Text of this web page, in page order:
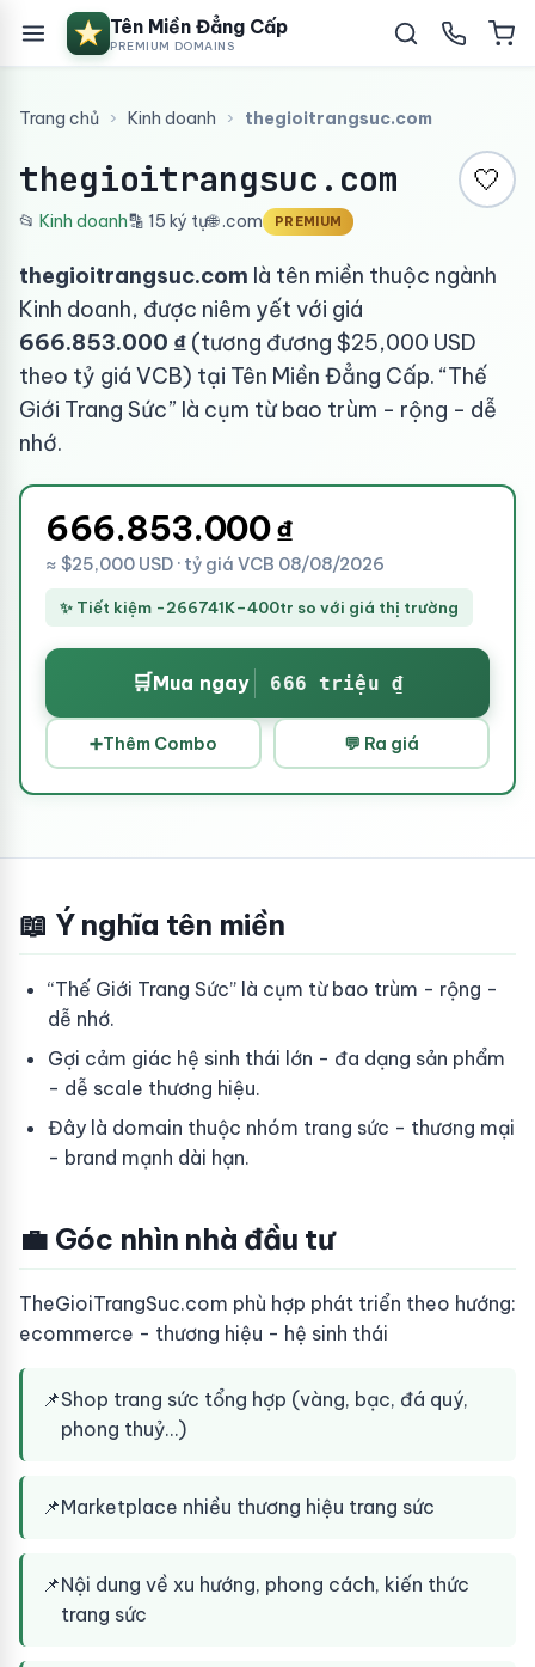
Tên Miền Đẳng Cấp
PREMIUM DOMAINS
Trang chủ › Kinh doanh › thegioitrangsuc.com
thegioitrangsuc.com 🤍
📂 Kinh doanh🔡 15 ký tự🌐 .com PREMIUM
thegioitrangsuc.com là tên miền thuộc ngành
Kinh doanh, được niêm yết với giá
666.853.000 ₫ (tương đương $25,000 USD
theo tỷ giá VCB) tại Tên Miền Đẳng Cấp. “Thế
Giới Trang Sức” là cụm từ bao trùm - rộng - dễ
nhớ.
666.853.000₫
≈ $25,000 USD · tỷ giá VCB 08/08/2026
✨ Tiết kiệm -266741K–400tr so với giá thị trường
🛒Mua ngay 666 triệu ₫
➕Thêm Combo 💬 Ra giá
📖 Ý nghĩa tên miền
“Thế Giới Trang Sức” là cụm từ bao trùm - rộng -
dễ nhớ.
Gợi cảm giác hệ sinh thái lớn - đa dạng sản phẩm
- dễ scale thương hiệu.
Đây là domain thuộc nhóm trang sức - thương mại
- brand mạnh dài hạn.
💼 Góc nhìn nhà đầu tư
TheGioiTrangSuc.com phù hợp phát triển theo hướng:
ecommerce - thương hiệu - hệ sinh thái
📌Shop trang sức tổng hợp (vàng, bạc, đá quý,
phong thuỷ…)
📌Marketplace nhiều thương hiệu trang sức
📌Nội dung về xu hướng, phong cách, kiến thức
trang sức